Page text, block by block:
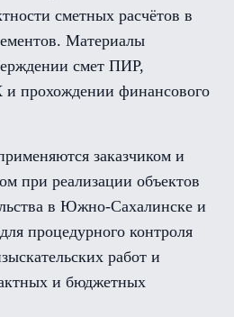
сметных расчётов в
Материалы
смет ПИР,
прохождении финансового
заказчиком и
при реализации объектов
в Южно-Сахалинске и
процедурного контроля
работ и
и бюджетных